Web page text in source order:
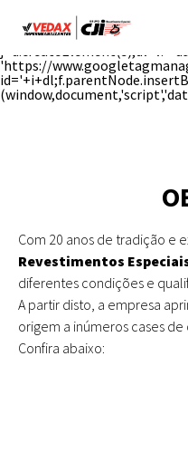
'https://
Com 20 anos de tradição e
Revestimentos
diferentes condições e
A partir disto, a empresa
origem a inúmeros cases de
Confira abaixo: